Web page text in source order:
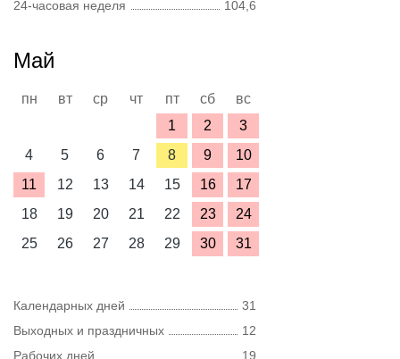
24-часовая неделя
104,6
Май
пн вт ср чт пт сб
вс
1
2
3
4
5 6 7 8 9
10
11
12 13 14 15 16
17
18
19 20 21 22 23
24
25
26 27 28 29 30 31
Календарных дней
31
Выходных и праздничных
12
Рабочих дней
19